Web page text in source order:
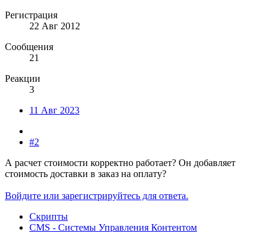
Регистрация
22 Авг 2012
Сообщения
21
Реакции
3
11 Авг 2023
#2
А расчет стоимости корректно работает? Он добавляет
стоимость доставки в заказ на оплату?
Войдите или зарегистрируйтесь для ответа.
Скрипты
CMS - Системы Управления Контентом